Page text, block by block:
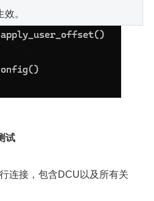
。
试
连接，包含DCU以及所有关